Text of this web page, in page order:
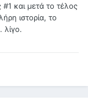
και μετά το τέλος
ιστορία, το
λίγο.